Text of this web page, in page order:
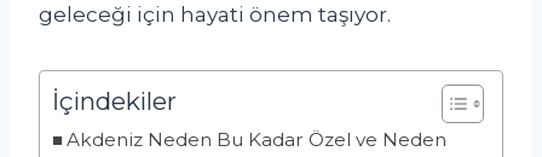
geleceği için hayati önem taşıyor.
İçindekiler
Akdeniz Neden Bu Kadar Özel ve Neden